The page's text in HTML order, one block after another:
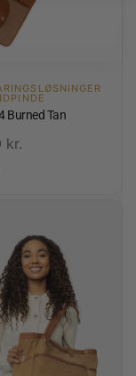
Burned Tan
kr.